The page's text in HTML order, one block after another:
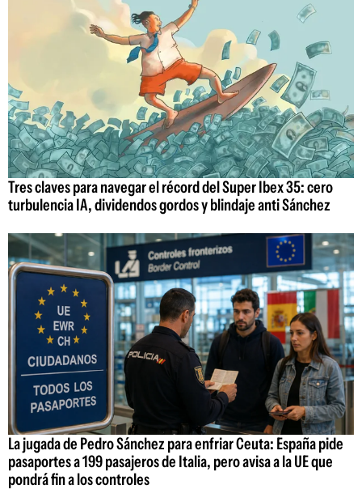
Tres claves para navegar el récord del Super Ibex 35: cero
turbulencia IA, dividendos gordos y blindaje anti Sánchez
La jugada de Pedro Sánchez para enfriar Ceuta: España pide
pasaportes a 199 pasajeros de Italia, pero avisa a la UE que
pondrá fin a los controles